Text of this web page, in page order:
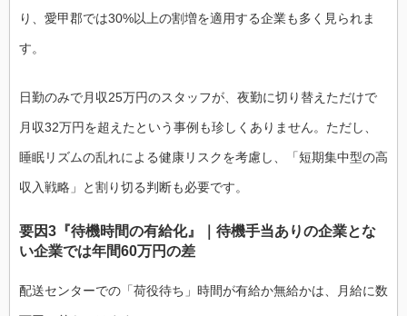
り、愛甲郡では30%以上の割増を適用する企業も多く見られま
す。
日勤のみで月収25万円のスタッフが、夜勤に切り替えただけで
月収32万円を超えたという事例も珍しくありません。ただし、
睡眠リズムの乱れによる健康リスクを考慮し、「短期集中型の高
収入戦略」と割り切る判断も必要です。
要因3『待機時間の有給化』｜待機手当ありの企業とな
い企業では年間60万円の差
配送センターでの「荷役待ち」時間が有給か無給かは、月給に数